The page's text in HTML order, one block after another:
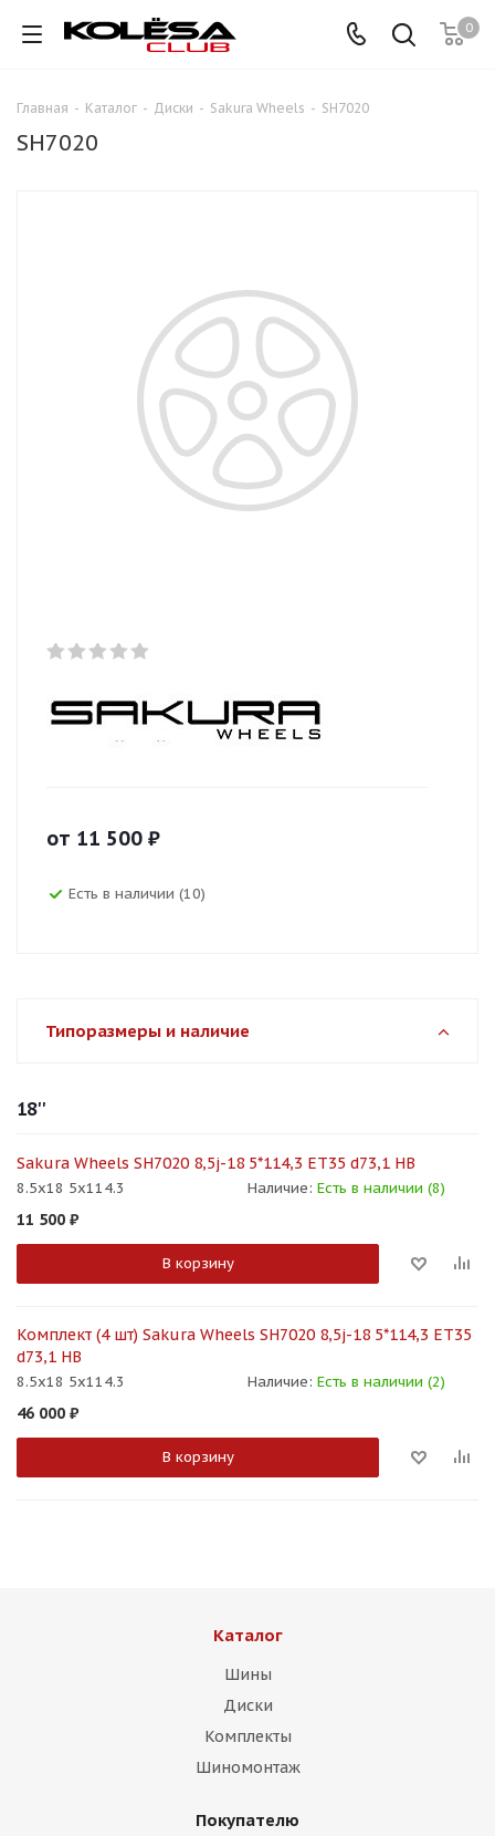
0
Главная - Каталог - Диски - Sakura Wheels - SH7020
SH7020
от 11 500 ₽
Есть в наличии (10)
Типоразмеры и наличие
18''
Sakura Wheels SH7020 8,5j-18 5*114,3 ET35 d73,1 HB
8.5x18 5x114.3 Наличие: Есть в наличии (8)
11 500 ₽
В корзину
Комплект (4 шт) Sakura Wheels SH7020 8,5j-18 5*114,3 ET35
d73,1 HB
8.5x18 5x114.3 Наличие: Есть в наличии (2)
46 000 ₽
В корзину
Каталог
Шины
Диски
Комплекты
Шиномонтаж
Покупателю